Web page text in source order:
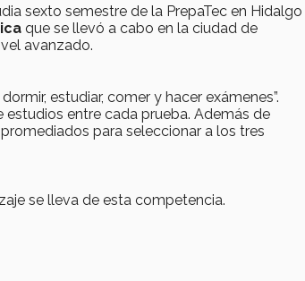
sexto semestre de la PrepaTec en Hidalgo
que se llevó a cabo en la ciudad de
avanzado.
estudiar, comer y hacer exámenes”.
entre cada prueba. Además de
para seleccionar a los tres
se lleva de esta competencia.